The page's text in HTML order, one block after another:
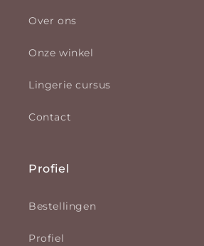
Over ons
Onze winkel
Lingerie cursus
Contact
Profiel
Bestellingen
Profiel